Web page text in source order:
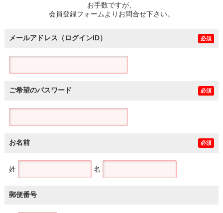
お手数ですが、
会員登録フォームよりお問合せ下さい。
メールアドレス（ログインID） 必須
ご希望のパスワード 必須
お名前 必須
姓 名
郵便番号